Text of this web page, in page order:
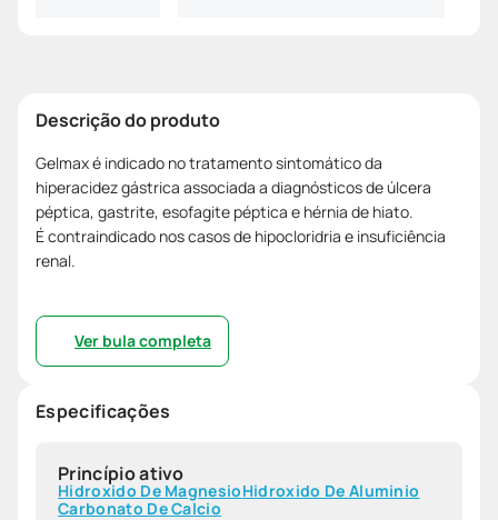
Descrição do produto
Gelmax é indicado no tratamento sintomático da
hiperacidez gástrica associada a diagnósticos de úlcera
péptica, gastrite, esofagite péptica e hérnia de hiato.
É contraindicado nos casos de hipocloridria e insuficiência
renal.
Ver bula completa
Especificações
Princípio ativo
Hidroxido De MagnesioHidroxido De Aluminio
Carbonato De Calcio